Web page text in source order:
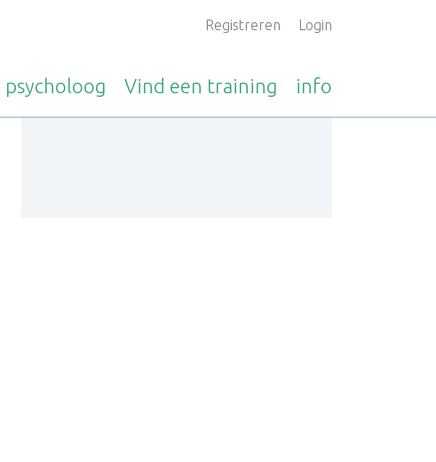
Registreren Login
psycholoog Vind een training info